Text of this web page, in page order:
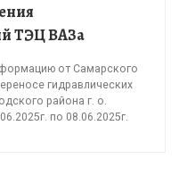
ТЭЦ ВАЗа
от Самарского
гидравлических
района г. о.
по 08.06.2025г.